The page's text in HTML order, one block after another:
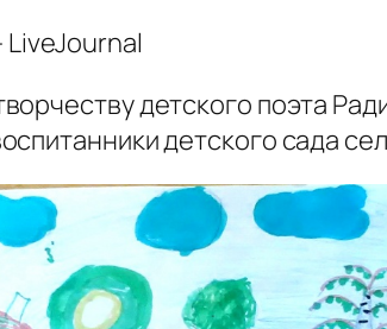
детского поэта
детского сада